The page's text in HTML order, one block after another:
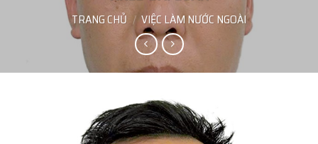
TRANG CHỦ / VIỆC LÀM NƯỚC NGOÀI